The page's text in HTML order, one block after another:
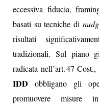
eccessiva fiducia,
basati su tecniche di
risultati
tradizionali. Sul piano
radicata nell’art. 47
IDD obbligano gli
promuovere misure